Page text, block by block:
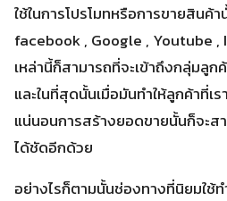
ใช้ในการโปรโมทหรือการขายสินค้
facebook , Google , Youtube ,
เหล่านี้ก็สามารถที่จะเข้าถึงกลุ่มลูก
และในที่สุดนั้นเมื่อมันทำให้ลูกค้าที่เ
แน่นอนการสร้างยอดขายนั้นก็จะส
ได้ชัดอีกด้วย
อย่างไรก็ตามนั้นช่องทางที่นิยมใช้